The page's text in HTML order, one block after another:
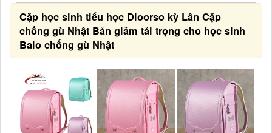
Cặp học sinh tiểu học Dioorso kỳ Lân Cặp
chống gù Nhật Bản giảm tải trọng cho học sinh
Balo chống gù Nhật